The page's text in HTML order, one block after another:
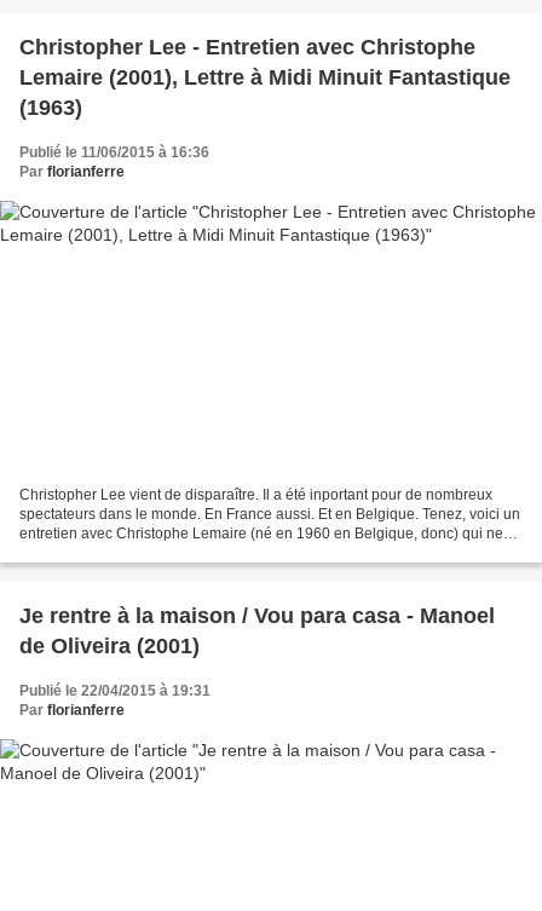
Christopher Lee - Entretien avec Christophe
Lemaire (2001), Lettre à Midi Minuit Fantastique
(1963)
Publié le 11/06/2015 à 16:36
Par florianferre
Christopher Lee vient de disparaître. Il a été inportant pour de nombreux
spectateurs dans le monde. En France aussi. Et en Belgique. Tenez, voici un
entretien avec Christophe Lemaire (né en 1960 en Belgique, donc) qui ne
Je rentre à la maison / Vou para casa - Manoel
de Oliveira (2001)
Publié le 22/04/2015 à 19:31
Par florianferre